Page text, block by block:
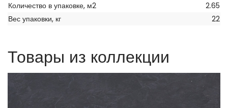
Количество в упаковке, м2
2.65
Вес упаковки, кг
22
Товары из коллекции